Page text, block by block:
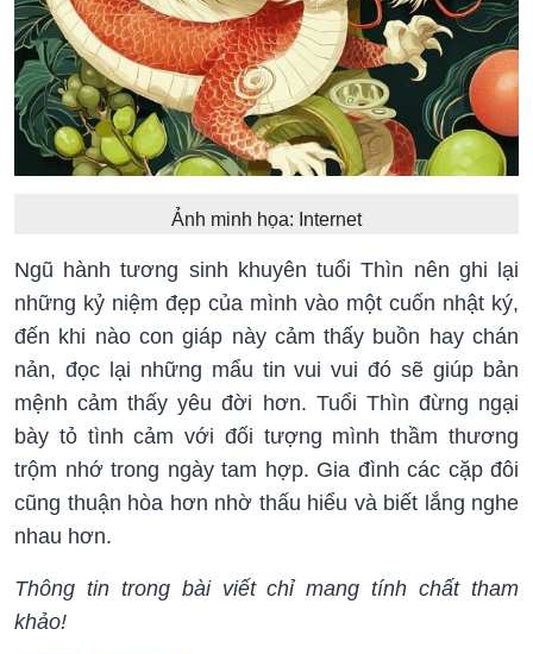
Ảnh minh họa: Internet
Ngũ hành tương sinh khuyên tuổi Thìn nên ghi lại
những kỷ niệm đẹp của mình vào một cuốn nhật ký,
đến khi nào con giáp này cảm thấy buồn hay chán
nản, đọc lại những mẩu tin vui vui đó sẽ giúp bản
mệnh cảm thấy yêu đời hơn. Tuổi Thìn đừng ngại
bày tỏ tình cảm với đối tượng mình thầm thương
trộm nhớ trong ngày tam hợp. Gia đình các cặp đôi
cũng thuận hòa hơn nhờ thấu hiểu và biết lắng nghe
nhau hơn.
Thông tin trong bài viết chỉ mang tính chất tham
khảo!